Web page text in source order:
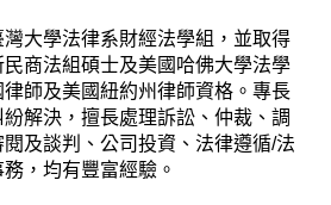
大學法律系財經法學組，並取得
商法組碩士及美國哈佛大學法學
師及美國紐約州律師資格。專長
解決，擅長處理訴訟、仲裁、調
及談判、公司投資、法律遵循/法
，均有豐富經驗。